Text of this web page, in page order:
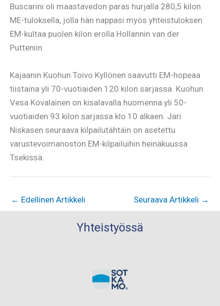
Buscarini oli maastavedon paras hurjalla 280,5 kilon
ME-tuloksella, jolla hän nappasi myös yhteistuloksen
EM-kultaa puolen kilon erolla Hollannin van der
Putteniin.
Kajaanin Kuohun Toivo Kyllönen saavutti EM-hopeaa
tiistaina yli 70-vuotiaiden 120 kilon sarjassa. Kuohun
Vesa Kovalainen on kisalavalla huomenna yli 50-
vuotiaiden 93 kilon sarjassa klo 10 alkaen. Jari
Niskasen seuraava kilpailutähtäin on asetettu
varustevoimanoston EM-kilpailuihin heinäkuussa
Tsekissä.
← Edellinen Artikkeli Seuraava Artikkeli →
Yhteistyössä